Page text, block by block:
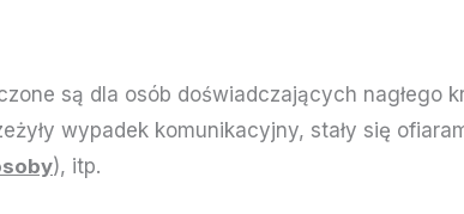
są dla osób doświadczających nagłego
wypadek komunikacyjny, stały się
), itp.